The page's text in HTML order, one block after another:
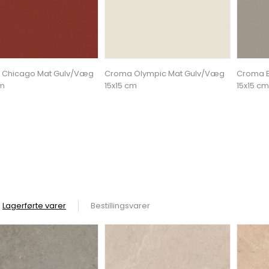
Chicago Mat Gulv/Væg
Croma Olympic Mat Gulv/Væg
15x15 cm
Croma
15x15 cm
Lagerførte varer Bestillingsvarer